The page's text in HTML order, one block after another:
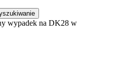
wypadek na DK28 w